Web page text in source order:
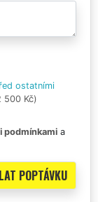
ostatními
500 Kč)
podmínkami a